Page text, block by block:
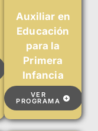
Auxiliar en
Educación
para la
Primera
Infancia
VER
PROGRAMA